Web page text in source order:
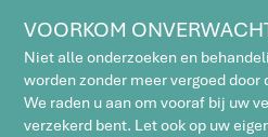
VOORKOM
Niet alle onderzoeken en
worden zonder meer vergoed door
We raden u aan om vooraf bij uw
verzekerd bent. Let ook op uw